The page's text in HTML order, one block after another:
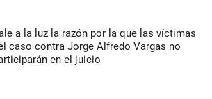
a la luz la razón por la que las víctimas
caso contra Jorge Alfredo Vargas no
en el juicio